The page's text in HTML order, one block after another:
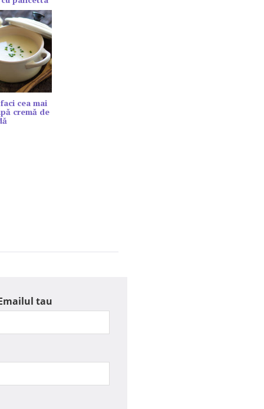
cea mai
cremă de
tau